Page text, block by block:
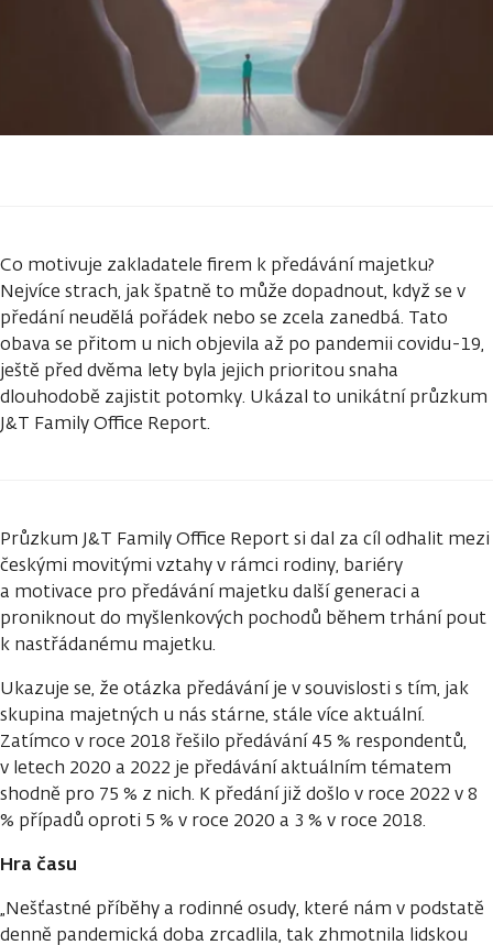
Co motivuje zakladatele firem k předávání majetku?
Nejvíce strach, jak špatně to může dopadnout, když se v
předání neudělá pořádek nebo se zcela zanedbá. Tato
obava se přitom u nich objevila až po pandemii covidu-19,
ještě před dvěma lety byla jejich prioritou snaha
dlouhodobě zajistit potomky. Ukázal to unikátní průzkum
J&T Family Office Report.
Průzkum J&T Family Office Report si dal za cíl odhalit mezi
českými movitými vztahy v rámci rodiny, bariéry
a motivace pro předávání majetku další generaci a
proniknout do myšlenkových pochodů během trhání pout
k nastřádanému majetku.
Ukazuje se, že otázka předávání je v souvislosti s tím, jak
skupina majetných u nás stárne, stále více aktuální.
Zatímco v roce 2018 řešilo předávání 45 % respondentů,
v letech 2020 a 2022 je předávání aktuálním tématem
shodně pro 75 % z nich. K předání již došlo v roce 2022 v 8
% případů oproti 5 % v roce 2020 a 3 % v roce 2018.
Hra času
„Nešťastné příběhy a rodinné osudy, které nám v podstatě
denně pandemická doba zrcadlila, tak zhmotnila lidskou